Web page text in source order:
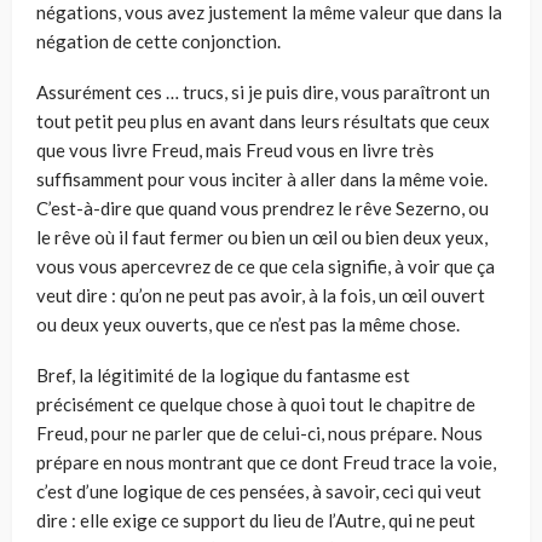
négations, vous avez justement la même valeur que dans la
négation de cette conjonction.
Assurément ces … trucs, si je puis dire, vous paraîtront un
tout petit peu plus en avant dans leurs résultats que ceux
que vous livre Freud, mais Freud vous en livre très
suffisamment pour vous inciter à aller dans la même voie.
C’est-à-dire que quand vous prendrez le rêve Sezerno, ou
le rêve où il faut fermer ou bien un œil ou bien deux yeux,
vous vous apercevrez de ce que cela signifie, à voir que ça
veut dire : qu’on ne peut pas avoir, à la fois, un œil ouvert
ou deux yeux ouverts, que ce n’est pas la même chose.
Bref, la légitimité de la logique du fantasme est
précisément ce quelque chose à quoi tout le chapitre de
Freud, pour ne parler que de celui-ci, nous prépare. Nous
prépare en nous montrant que ce dont Freud trace la voie,
c’est d’une logique de ces pensées, à savoir, ceci qui veut
dire : elle exige ce support du lieu de l’Autre, qui ne peut